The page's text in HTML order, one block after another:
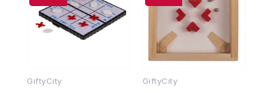
GiftyCity GiftyCity